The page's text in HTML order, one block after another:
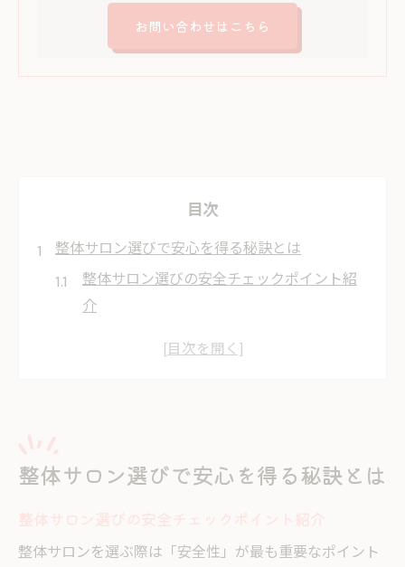
お問い合わせはこちら
目次
整体サロン選びで安心を得る秘訣とは
整体サロン選びの安全チェックポイント紹
介
整体で失敗しないための信頼性の見極め方
肩こりや腰痛なら信頼できる整体を
整体で肩こり腰痛を改善する施術の特徴
整体のカイロプラクティックとの違いとは
整体サロン選びで安心を得る秘訣とは
整体サロンを選ぶ際は「安全性」が最も重要なポイント